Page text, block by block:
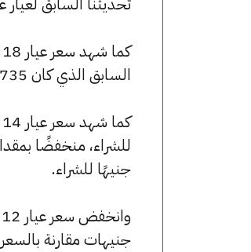
السابق الذي كان 4735 جنيهًا للبيع و4710 جنيهًا للشراء.
جنيهًا للشراء.
جنيهات مقارنة بالسعر السابق الذي بلغ